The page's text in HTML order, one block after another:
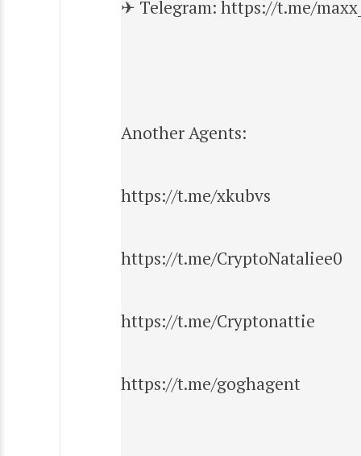
✈ Telegram: https://t.me/
Another Agents:
https://t.me/xkubvs
https://t.me/CryptoNataliee0
https://t.me/Cryptonattie
https://t.me/goghagent